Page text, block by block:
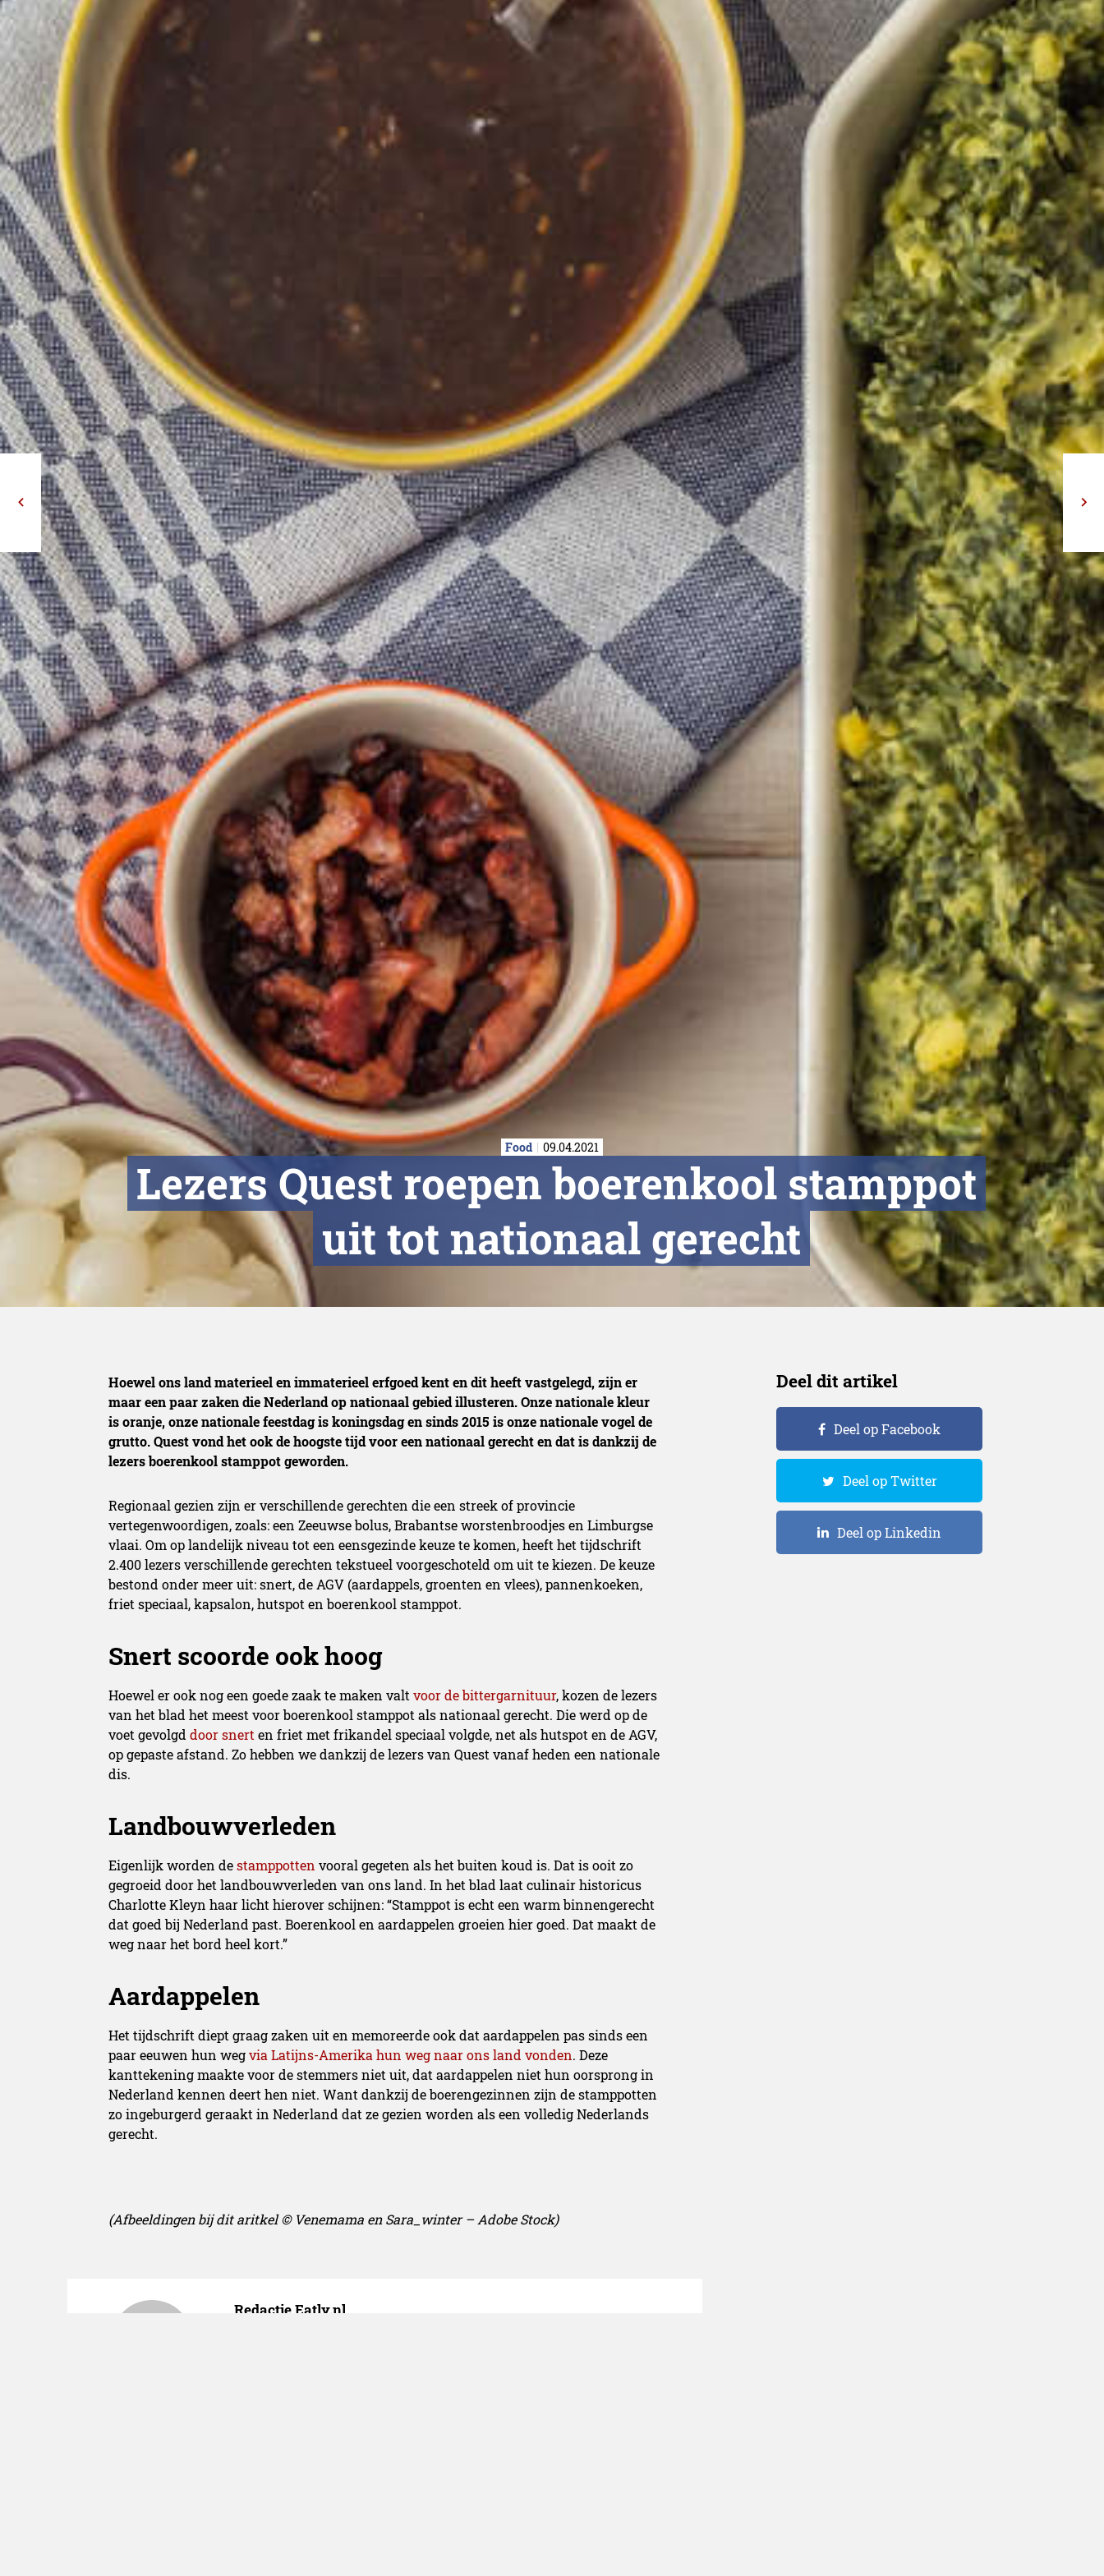
Food 09.04.2021
Lezers Quest roepen boerenkool stamppot
uit tot nationaal gerecht
Hoewel ons land materieel en immaterieel erfgoed kent en dit heeft vastgelegd, zijn er
maar een paar zaken die Nederland op nationaal gebied illusteren. Onze nationale kleur
is oranje, onze nationale feestdag is koningsdag en sinds 2015 is onze nationale vogel de
grutto. Quest vond het ook de hoogste tijd voor een nationaal gerecht en dat is dankzij de
lezers boerenkool stamppot geworden.
Regionaal gezien zijn er verschillende gerechten die een streek of provincie
vertegenwoordigen, zoals: een Zeeuwse bolus, Brabantse worstenbroodjes en Limburgse
vlaai. Om op landelijk niveau tot een eensgezinde keuze te komen, heeft het tijdschrift
2.400 lezers verschillende gerechten tekstueel voorgeschoteld om uit te kiezen. De keuze
bestond onder meer uit: snert, de AGV (aardappels, groenten en vlees), pannenkoeken,
friet speciaal, kapsalon, hutspot en boerenkool stamppot.
Snert scoorde ook hoog
Hoewel er ook nog een goede zaak te maken valt voor de bittergarnituur, kozen de lezers
van het blad het meest voor boerenkool stamppot als nationaal gerecht. Die werd op de
voet gevolgd door snert en friet met frikandel speciaal volgde, net als hutspot en de AGV,
op gepaste afstand. Zo hebben we dankzij de lezers van Quest vanaf heden een nationale
dis.
Landbouwverleden
Eigenlijk worden destamppotten vooral gegeten als het buiten koud is. Dat is ooit zo
gegroeid door het landbouwverleden van ons land. In het blad laat culinair historicus
Charlotte Kleyn haar licht hierover schijnen: “Stamppot is echt een warm binnengerecht
dat goed bij Nederland past. Boerenkool en aardappelen groeien hier goed. Dat maakt de
weg naar het bord heel kort.”
Aardappelen
Het tijdschrift diept graag zaken uit en memoreerde ook dat aardappelen pas sinds een
paar eeuwen hun wegvia Latijns-Amerika hun weg naar ons land vonden. Deze
kanttekening maakte voor de stemmers niet uit, dat aardappelen niet hun oorsprong in
Nederland kennen deert hen niet. Want dankzij de boerengezinnen zijn de stamppotten
zo ingeburgerd geraakt in Nederland dat ze gezien worden als een volledig Nederlands
gerecht.
(Afbeeldingen bij dit aritkel © Venemama en Sara_winter – Adobe Stock)
Redactie Eatly.nl
Deel dit artikel
Deel op Facebook
Deel op Twitter
Deel op Linkedin